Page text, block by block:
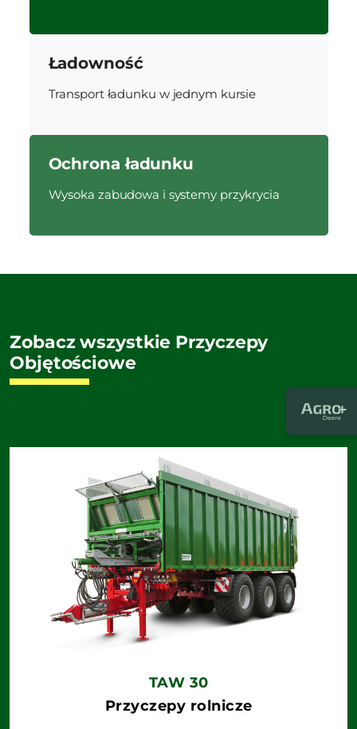
Ładowność
Transport ładunku w jednym kursie
Ochrona ładunku
Wysoka zabudowa i systemy przykrycia
Zobacz wszystkie Przyczepy
Objętościowe
TAW 30
Przyczepy rolnicze